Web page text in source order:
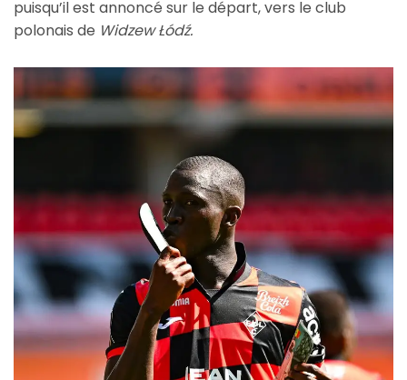
puisqu’il est annoncé sur le départ, vers le club
polonais de Widzew Łódź.